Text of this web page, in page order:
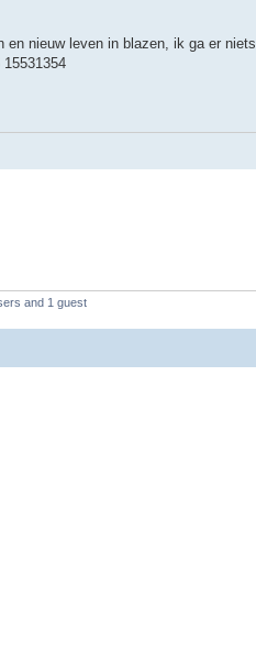
en nieuw leven in blazen, ik ga er
and 1 guest